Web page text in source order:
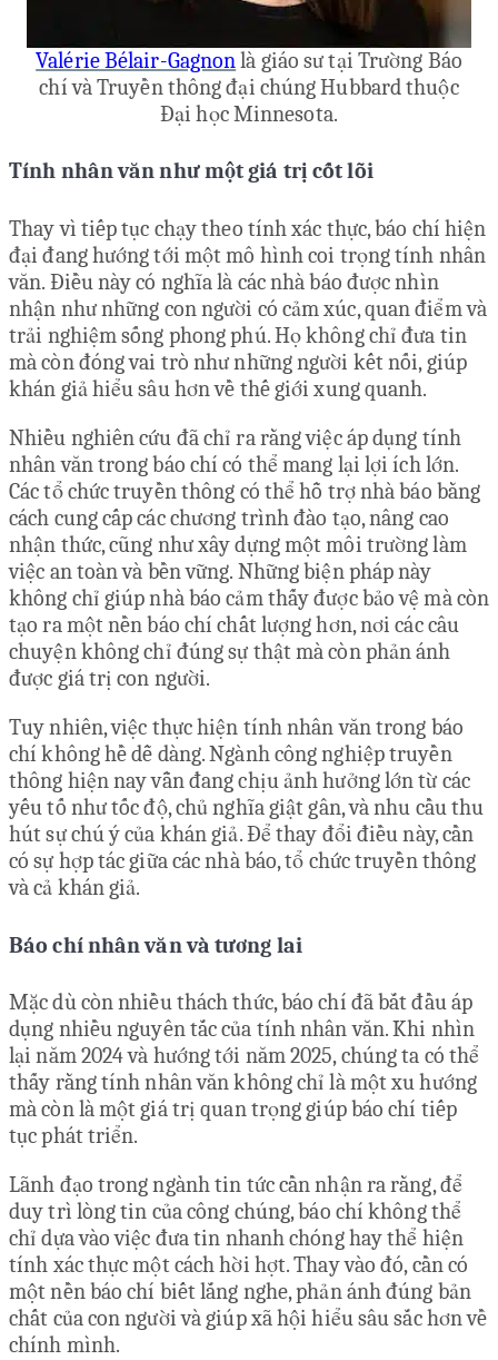
Valérie Bélair-Gagnonlà giáo sư tại Trường Báo
chí và Truyền thông đại chúng Hubbard thuộc
Đại học Minnesota.
Tính nhân văn như một giá trị cốt lõi
Thay vì tiếp tục chạy theo tính xác thực, báo chí hiện
đại đang hướng tới một mô hình coi trọng tính nhân
văn. Điều này có nghĩa là các nhà báo được nhìn
nhận như những con người có cảm xúc, quan điểm và
trải nghiệm sống phong phú. Họ không chỉ đưa tin
mà còn đóng vai trò như những người kết nối, giúp
khán giả hiểu sâu hơn về thế giới xung quanh.
Nhiều nghiên cứu đã chỉ ra rằng việc áp dụng tính
nhân văn trong báo chí có thể mang lại lợi ích lớn.
Các tổ chức truyền thông có thể hỗ trợ nhà báo bằng
cách cung cấp các chương trình đào tạo, nâng cao
nhận thức, cũng như xây dựng một môi trường làm
việc an toàn và bền vững. Những biện pháp này
không chỉ giúp nhà báo cảm thấy được bảo vệ mà còn
tạo ra một nền báo chí chất lượng hơn, nơi các câu
chuyện không chỉ đúng sự thật mà còn phản ánh
được giá trị con người.
Tuy nhiên, việc thực hiện tính nhân văn trong báo
chí không hề dễ dàng. Ngành công nghiệp truyền
thông hiện nay vẫn đang chịu ảnh hưởng lớn từ các
yếu tố như tốc độ, chủ nghĩa giật gân, và nhu cầu thu
hút sự chú ý của khán giả. Để thay đổi điều này, cần
có sự hợp tác giữa các nhà báo, tổ chức truyền thông
và cả khán giả.
Báo chí nhân văn và tương lai
Mặc dù còn nhiều thách thức, báo chí đã bắt đầu áp
dụng nhiều nguyên tắc của tính nhân văn. Khi nhìn
lại năm 2024 và hướng tới năm 2025, chúng ta có thể
thấy rằng tính nhân văn không chỉ là một xu hướng
mà còn là một giá trị quan trọng giúp báo chí tiếp
tục phát triển.
Lãnh đạo trong ngành tin tức cần nhận ra rằng, để
duy trì lòng tin của công chúng, báo chí không thể
chỉ dựa vào việc đưa tin nhanh chóng hay thể hiện
tính xác thực một cách hời hợt. Thay vào đó, cần có
một nền báo chí biết lắng nghe, phản ánh đúng bản
chất của con người và giúp xã hội hiểu sâu sắc hơn về
chính mình.